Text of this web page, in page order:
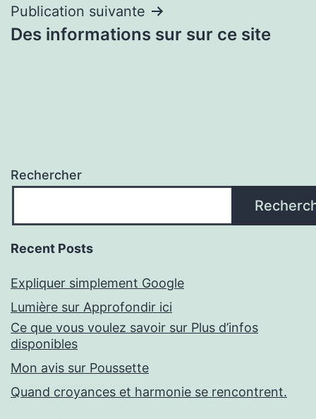
Publication suivante
Des informations sur sur ce site
Rechercher
Recent Posts
Expliquer simplement Google
Lumière sur Approfondir ici
Ce que vous voulez savoir sur Plus d’infos
disponibles
Mon avis sur Poussette
Quand croyances et harmonie se rencontrent.